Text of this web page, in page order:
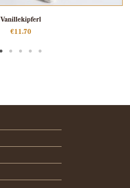
Vanillekipferl
€11.70